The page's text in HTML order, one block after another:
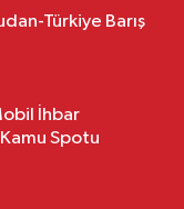
Türkiye Barış
İhbar
Spotu